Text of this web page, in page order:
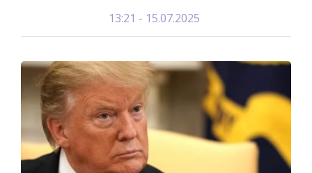
15.07.2025 - 13:21